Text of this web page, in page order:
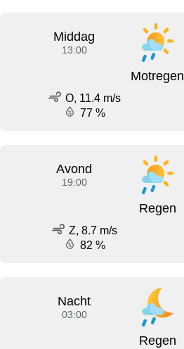
Middag
13:00
Motregen
O, 11.4 m/s
77 %
Avond
19:00
Regen
Z, 8.7 m/s
82 %
Nacht
03:00
Regen